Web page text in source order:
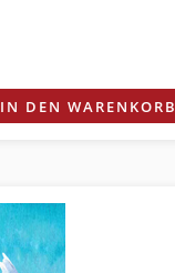
IN DEN WARENKORB